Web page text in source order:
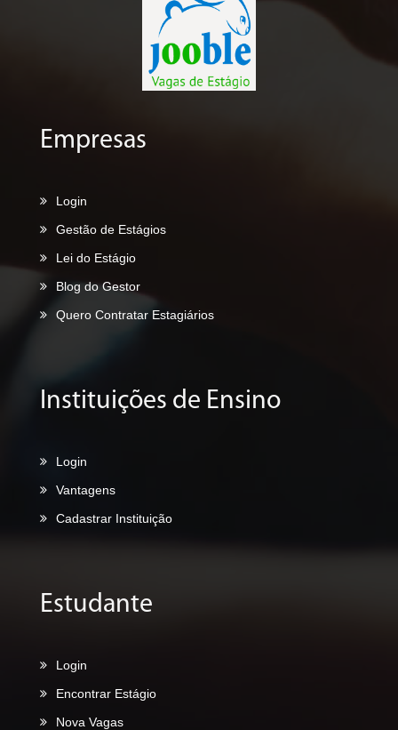
Empresas
Login
Gestão de Estágios
Lei do Estágio
Blog do Gestor
Quero Contratar Estagiários
Instituições de Ensino
Login
Vantagens
Cadastrar Instituição
Estudante
Login
Encontrar Estágio
Nova Vagas